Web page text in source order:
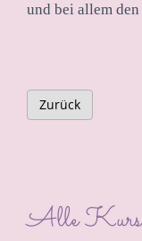
und bei allem
Zurück
Alle